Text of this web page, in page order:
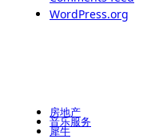
WordPress.org
房地产
音乐服务
犀牛